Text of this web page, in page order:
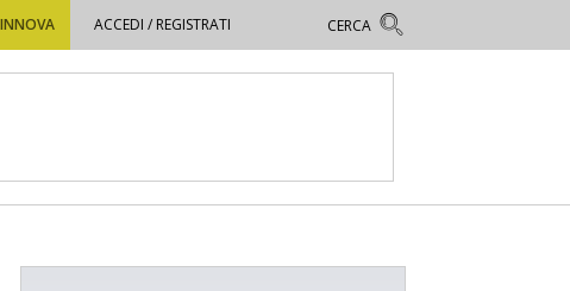
ACCEDI / REGISTRATI